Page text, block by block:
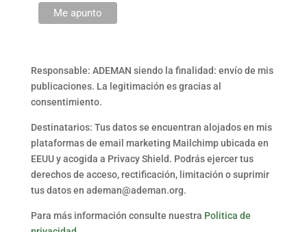
Responsable: ADEMAN siendo la finalidad: envío de mis
publicaciones. La legitimación es gracias al
consentimiento.
Destinatarios: Tus datos se encuentran alojados en mis
plataformas de email marketing Mailchimp ubicada en
EEUU y acogida a Privacy Shield. Podrás ejercer tus
derechos de acceso, rectificación, limitación o suprimir
tus datos en ademan@ademan.org.
Para más información consulte nuestra Politica de